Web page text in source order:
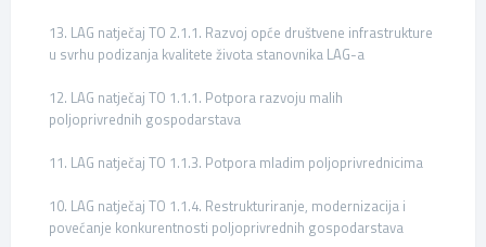
13. LAG natječaj TO 2.1.1. Razvoj opće društvene infrastrukture
u svrhu podizanja kvalitete života stanovnika LAG-a
12. LAG natječaj TO 1.1.1. Potpora razvoju malih
poljoprivrednih gospodarstava
11. LAG natječaj TO 1.1.3. Potpora mladim poljoprivrednicima
10. LAG natječaj TO 1.1.4. Restrukturiranje, modernizacija i
povećanje konkurentnosti poljoprivrednih gospodarstava